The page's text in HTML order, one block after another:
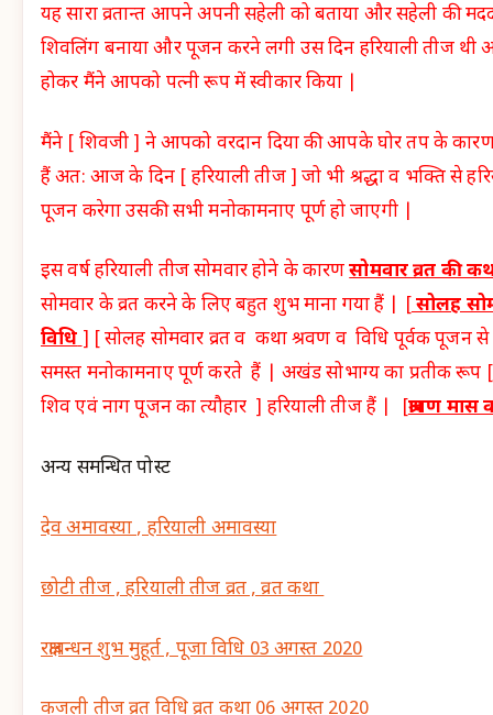
यह सारा व्रतान्त आपने अपनी सहेली को बताया और सहेली की
शिवलिंग बनाया और पूजन करने लगी उस दिन हरियाली तीज थी
होकर मैंने आपको पत्नी रूप में स्वीकार किया |
मैंने [ शिवजी ] ने आपको वरदान दिया की आपके घोर तप के कारण
हैं अत: आज के दिन [ हरियाली तीज ] जो भी श्रद्धा व भक्ति से
पूजन करेगा उसकी सभी मनोकामनाए पूर्ण हो जाएगी |
इस वर्ष हरियाली तीज सोमवार होने के कारणसोमवार व्रत की
सोमवार के व्रत करने के लिए बहुत शुभ माना गया हैं | [सोलह
विधि] [ सोलह सोमवार व्रत व कथा श्रवण व विधि पूर्वक पूजन से
समस्त मनोकामनाए पूर्ण करते हैं | अखंड सोभाग्य का प्रतीक रूप [
शिव एवं नाग पूजन का त्यौहार ] हरियाली तीज हैं | [श्रावण
अन्य समन्धित पोस्ट
देव अमावस्या , हरियाली अमावस्या
छोटी तीज , हरियाली तीज व्रत , व्रत कथा
रक्षाबन्धन शुभ मुहूर्त , पूजा विधि 03 अगस्त 2020
कजली तीज व्रत विधि व्रत कथा 06 अगस्त 2020